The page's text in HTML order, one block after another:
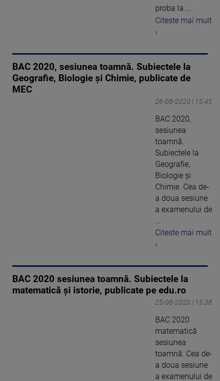
proba la ...
Citeste mai mult
›
BAC 2020, sesiunea toamnă. Subiectele la
Geografie, Biologie și Chimie, publicate de
MEC
26-08-2020 | 15:45
BAC 2020,
sesiunea
toamnă.
Subiectele la
Geografie,
Biologie și
Chimie. Cea de-
a doua sesiune
a examenului de
Citeste mai mult
›
BAC 2020 sesiunea toamnă. Subiectele la
matematică și istorie, publicate pe edu.ro
25-08-2020 | 15:38
BAC 2020
matematică
sesiunea
toamnă. Cea de-
a doua sesiune
a examenului de